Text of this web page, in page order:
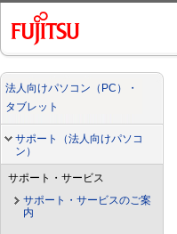
法人向けパソコン（PC）・
タブレット
サポート（法人向けパソコ
ン）
サポート・サービス
サポート・サービスのご案
内